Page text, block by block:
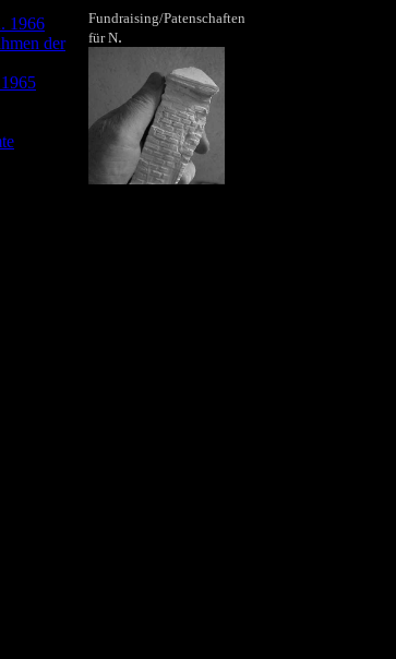
1966
der
Fundraising/Patenschaften
für N.